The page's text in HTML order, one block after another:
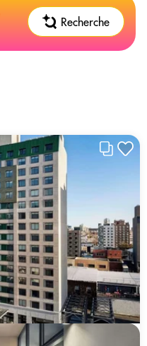
Recherche